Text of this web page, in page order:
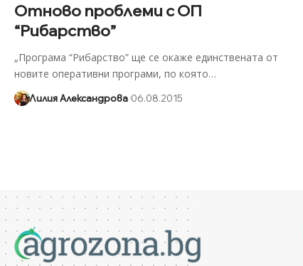
Отново проблеми с ОП
“Рибарство”
„Програма “Рибарство” ще се окаже единствената от
новите оперативни програми, по която…
Лилия Александрова 06.08.2015